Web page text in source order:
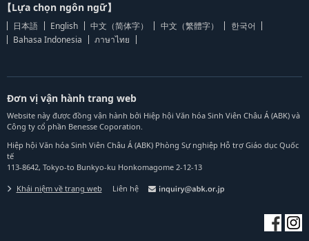
【Lựa chọn ngôn ngữ】
日本語 English 中文（简体字） 中文（繁體字）
한국어
Bahasa Indonesia
ภาษาไทย
Đơn vị vận hành trang web
Website này được đồng vận hành bởi Hiệp hội Văn hóa Sinh Viên Châu Á (ABK) và
Công ty cổ phần Benesse Coporation.
Hiệp hội Văn hóa Sinh Viên Châu Á (ABK) Phòng Sự nghiệp Hỗ trợ Giáo dục Quốc
tế
113-8642, Tokyo-to Bunkyo-ku Honkomagome 2-12-13
Khái niệm về trang web Liên hệ